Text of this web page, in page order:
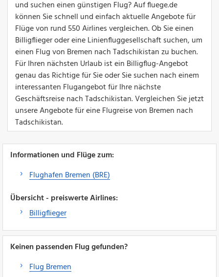
und suchen einen günstigen Flug? Auf fluege.de
können Sie schnell und einfach aktuelle Angebote für
Flüge von rund 550 Airlines vergleichen. Ob Sie einen
Billigflieger oder eine Linienfluggesellschaft suchen, um
einen Flug von Bremen nach Tadschikistan zu buchen.
Für Ihren nächsten Urlaub ist ein Billigflug-Angebot
genau das Richtige für Sie oder Sie suchen nach einem
interessanten Flugangebot für Ihre nächste
Geschäftsreise nach Tadschikistan. Vergleichen Sie jetzt
unsere Angebote für eine Flugreise von Bremen nach
Tadschikistan.
Informationen und Flüge zum:
Flughafen Bremen (BRE)
Übersicht - preiswerte Airlines:
Billigflieger
Keinen passenden Flug gefunden?
Flug Bremen